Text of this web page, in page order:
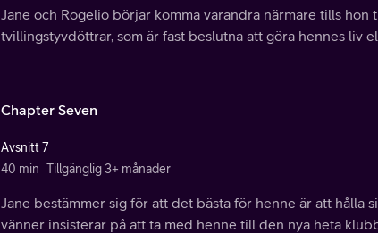
Jane och Rogelio börjar komma varandra närmare tills hon
tvillingstyvdöttrar, som är fast beslutna att göra hennes liv
Chapter Seven
Avsnitt 7
40 min Tillgänglig 3+ månader
Jane bestämmer sig för att det bästa för henne är att hålla
vänner insisterar på att ta med henne till den nya heta